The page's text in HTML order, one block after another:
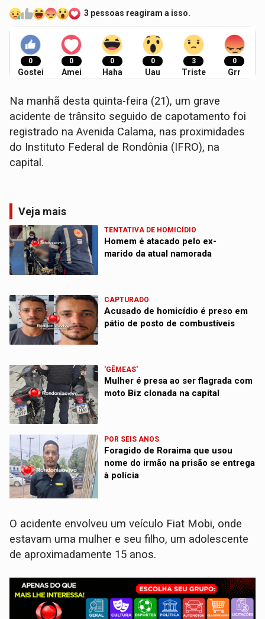
3 pessoas reagiram a isso.
0
Gostei
0
Amei
0
Haha
0
Uau
3
Triste
0
Grr
​Na manhã desta quinta-feira (21), um grave
acidente de trânsito seguido de capotamento foi
registrado na Avenida Calama, nas proximidades
do Instituto Federal de Rondônia (IFRO), na
capital.
Veja mais
TENTATIVA DE HOMICÍDIO
Homem é atacado pelo ex-
marido da atual namorada
CAPTURADO
Acusado de homicídio é preso em
pátio de posto de combustíveis
'GÊMEAS'
Mulher é presa ao ser flagrada com
moto Biz clonada na capital
POR SEIS ANOS
Foragido de Roraima que usou
nome do irmão na prisão se entrega
à polícia
O acidente envolveu um veículo Fiat Mobi, onde
estavam uma mulher e seu filho, um adolescente
de aproximadamente 15 anos.